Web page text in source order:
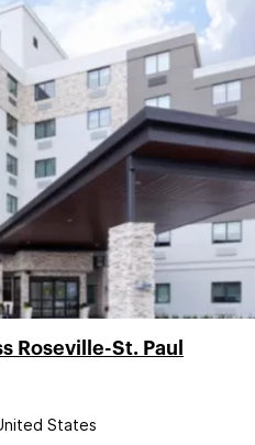
Roseville-St. Paul
States